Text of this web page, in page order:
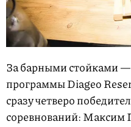
За барными стойками
программы Diageo
сразу четверо
соревнований: Максим